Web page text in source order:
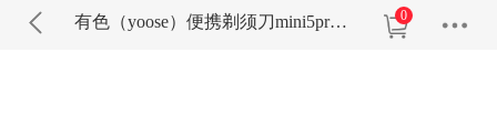
有色（yoose）便携剃须刀mini5pro合金版 0